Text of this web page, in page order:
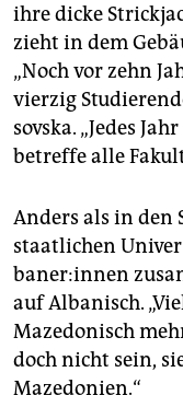
ihre dicke
zieht in dem
„Noch vor zehn
vierzig
sov­ska. „Jedes
betreffe alle
Anders als in den
staatlichen
ba­ne­r:in­nen
auf Albanisch.
Mazedonisch
doch nicht sein,
Mazedonien.“